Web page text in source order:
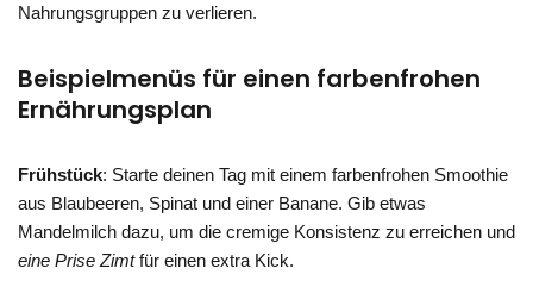
Nahrungsgruppen zu verlieren.
Beispielmenüs für einen farbenfrohen
Ernährungsplan
Frühstück: Starte deinen Tag mit einem farbenfrohen Smoothie
aus Blaubeeren, Spinat und einer Banane. Gib etwas
Mandelmilch dazu, um die cremige Konsistenz zu erreichen und
eine Prise Zimtfür einen extra Kick.